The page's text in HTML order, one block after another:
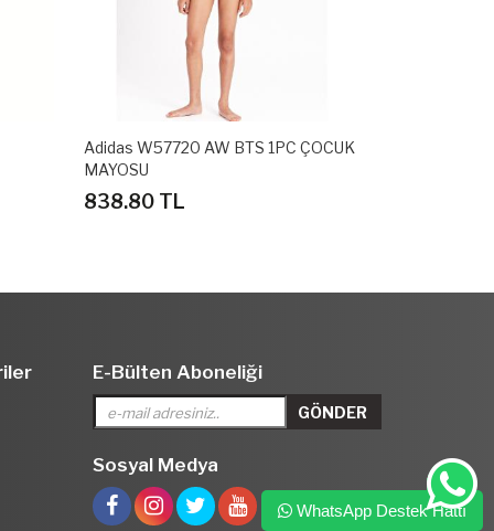
Adidas W57720 AW BTS 1PC ÇOCUK
MAYOSU
838.80 TL
E-Bülten Aboneliği
Sosyal Medya
WhatsApp Destek Hattı